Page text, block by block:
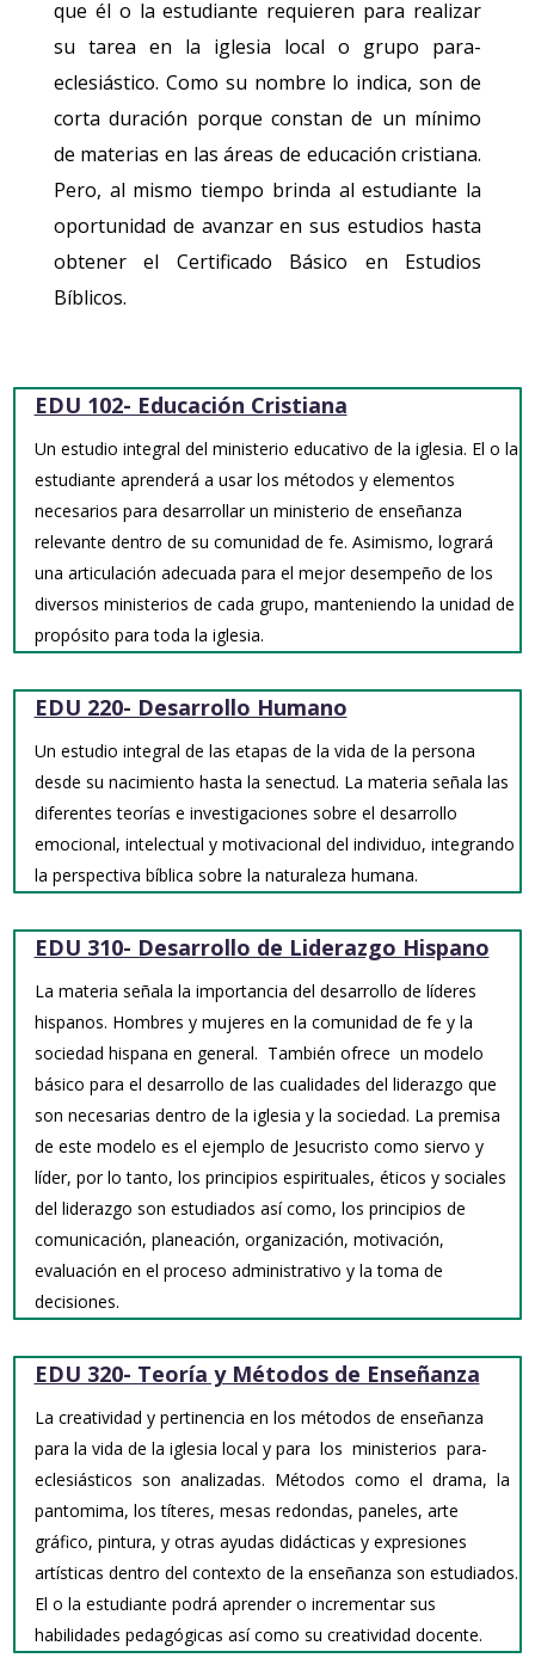
que él o la estudiante requieren para realizar
su tarea en la iglesia local o grupo para-
eclesiástico. Como su nombre lo indica, son de
corta duración porque constan de un mínimo
de materias en las áreas de educación cristiana.
Pero, al mismo tiempo brinda al estudiante la
oportunidad de avanzar en sus estudios hasta
obtener el Certificado Básico en Estudios
Bíblicos.
EDU 102- Educación Cristiana
Un estudio integral del ministerio educativo de la iglesia. El o la
estudiante aprenderá a usar los métodos y elementos
necesarios para desarrollar un ministerio de enseñanza
relevante dentro de su comunidad de fe. Asimismo, logrará
una articulación adecuada para el mejor desempeño de los
diversos ministerios de cada grupo, manteniendo la unidad de
propósito para toda la iglesia.
EDU 220- Desarrollo Humano
Un estudio integral de las etapas de la vida de la persona
desde su nacimiento hasta la senectud. La materia señala las
diferentes teorías e investigaciones sobre el desarrollo
emocional, intelectual y motivacional del individuo, integrando
la perspectiva bíblica sobre la naturaleza humana.
EDU 310- Desarrollo de Liderazgo Hispano
La materia señala la importancia del desarrollo de líderes
hispanos. Hombres y mujeres en la comunidad de fe y la
sociedad hispana en general. También ofrece un modelo
básico para el desarrollo de las cualidades del liderazgo que
son necesarias dentro de la iglesia y la sociedad. La premisa
de este modelo es el ejemplo de Jesucristo como siervo y
líder, por lo tanto, los principios espirituales, éticos y sociales
del liderazgo son estudiados así como, los principios de
comunicación, planeación, organización, motivación,
evaluación en el proceso administrativo y la toma de
decisiones.
EDU 320- Teoría y Métodos de Enseñanza
La creatividad y pertinencia en los métodos de enseñanza
para la vida de la iglesia local y para los ministerios para-
eclesiásticos son analizadas. Métodos como el drama, la
pantomima, los títeres, mesas redondas, paneles, arte
gráfico, pintura, y otras ayudas didácticas y expresiones
artísticas dentro del contexto de la enseñanza son estudiados.
El o la estudiante podrá aprender o incrementar sus
habilidades pedagógicas así como su creatividad docente.